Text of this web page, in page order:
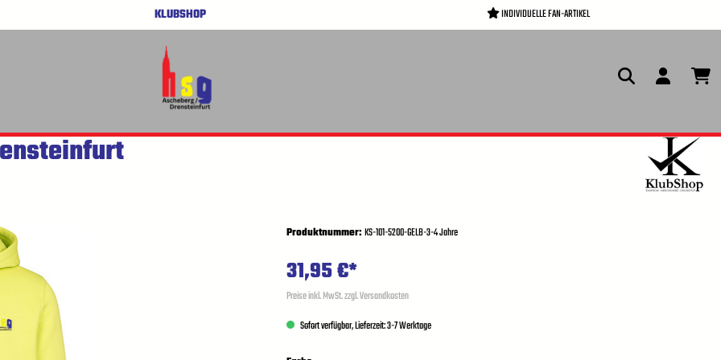
KLUBSHOP INDIVIDUELLE FAN-ARTIKEL
Produktnummer: KS-101-5200-GELB-3-4 Jahre
31,95 €*
Preise inkl. MwSt. zzgl. Versandkosten
Sofort verfügbar, Lieferzeit: 3-7 Werktage